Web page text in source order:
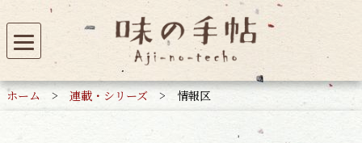
ホーム > 連載・シリーズ > 情報区